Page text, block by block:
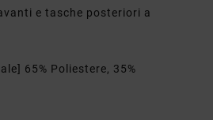
e tasche posteriori a
65% Poliestere, 35%